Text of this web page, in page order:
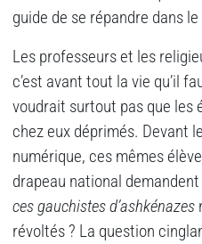
guide de se répandre dans
Les professeurs et les
c’est avant tout la vie qu’il
voudrait surtout pas que les
chez eux déprimés. Devant
numérique, ces mêmes
drapeau national
ces gauchistes d’ashkénazes
révoltés ? La question